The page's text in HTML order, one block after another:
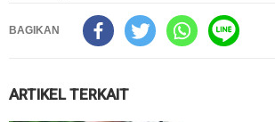
BAGIKAN
ARTIKEL TERKAIT